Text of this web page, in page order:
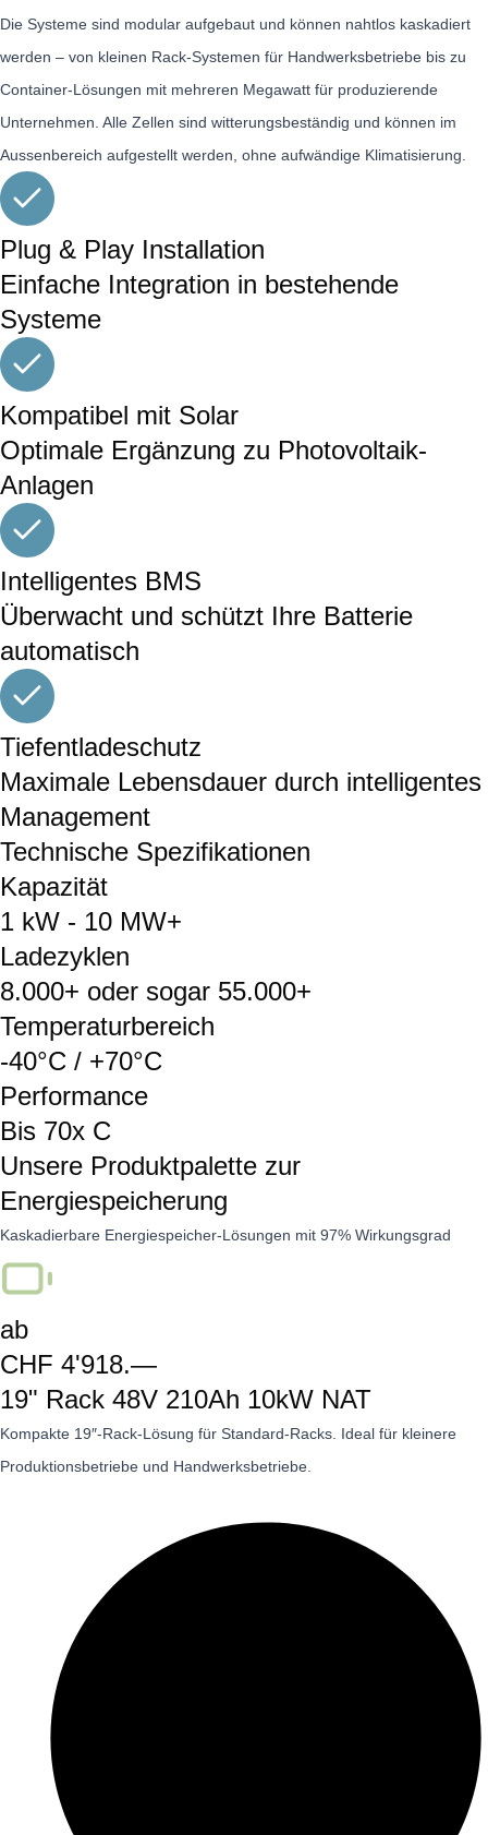
Die Systeme sind modular aufgebaut und können nahtlos kaskadiert
werden – von kleinen Rack-Systemen für Handwerksbetriebe bis zu
Container-Lösungen mit mehreren Megawatt für produzierende
Unternehmen. Alle Zellen sind witterungsbeständig und können im
Aussenbereich aufgestellt werden, ohne aufwändige Klimatisierung.
Plug & Play Installation
Einfache Integration in bestehende
Systeme
Kompatibel mit Solar
Optimale Ergänzung zu Photovoltaik-
Anlagen
Intelligentes BMS
Überwacht und schützt Ihre Batterie
automatisch
Tiefentladeschutz
Maximale Lebensdauer durch intelligentes
Management
Technische Spezifikationen
Kapazität
1 kW - 10 MW+
Ladezyklen
8.000+ oder sogar 55.000+
Temperaturbereich
-40°C / +70°C
Performance
Bis 70x C
Unsere Produktpalette zur
Energiespeicherung
Kaskadierbare Energiespeicher-Lösungen mit 97% Wirkungsgrad
ab
CHF 4'918.—
19" Rack 48V 210Ah 10kW NAT
Kompakte 19″-Rack-Lösung für Standard-Racks. Ideal für kleinere
Produktionsbetriebe und Handwerksbetriebe.